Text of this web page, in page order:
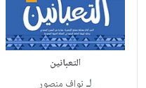
التعبانين
لـ نواف منصور